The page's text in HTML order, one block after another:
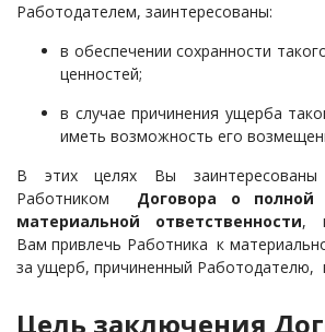
Работодателем, заинтересованы:
в обеспечении сохранности
ценностей;
в случае причинения ущерба
иметь возможность его
В этих целях Вы
Работником Договора о полной
материальной ответственности,
Вам привлечь Работника к
за ущерб, причиненный Работодателю,
Цель заключения